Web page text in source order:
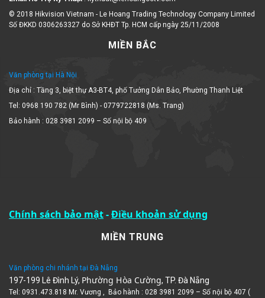
Số ĐKKD 0306263327 do Sở KHĐT Tp. HCM cấp ngày 25/11/2008
MIỀN BẮC
Văn phòng tại Hà Nội
Địa chỉ : Tầng 3, biệt thự A3-BT4, phố Tưởng Dân Bảo, Phường Thanh Liệt
Tel: 0968 190 782 (Mr Bình) - 0779722818 (Ms. Trang)
Bảo hành : 028 3981 2099 – Số nội bộ 409
Chính sách bảo mật Điều khoản sử dụng
MIỀN TRUNG
197-199 Lê Đình Lý,Phường Hòa Cường
Tel: 0931.473.818 Mr. Vương , Bảo hành : 028 3981 2099 – Số nội bộ 407 (
Mrs Vy)